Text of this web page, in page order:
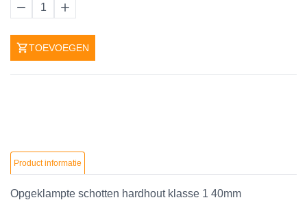
1
TOEVOEGEN
Product informatie
Opgeklampte schotten hardhout klasse 1 40mm